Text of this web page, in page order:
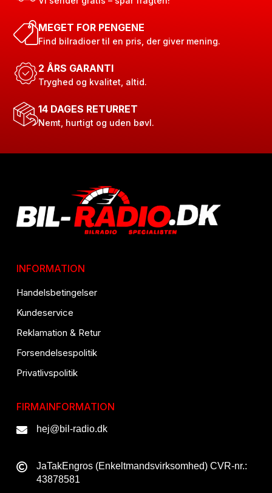
MEGET FOR PENGENE
Find bilradioer til en pris, der giver mening.
2 ÅRS GARANTI
Tryghed og kvalitet, altid.
14 DAGES RETURRET
Nemt, hurtigt og uden bøvl.
INFORMATION
Handelsbetingelser
Kundeservice
Reklamation & Retur
Forsendelsespolitik
Privatlivspolitik
FIRMAINFORMATION
hej@bil-radio.dk
JaTakEngros (Enkeltmandsvirksomhed) CVR-nr.:
43878581